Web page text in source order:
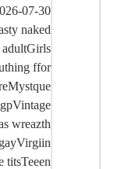
2026-07-30 الساعة 7:21
naked
ffor
wreazth
titsTeeen